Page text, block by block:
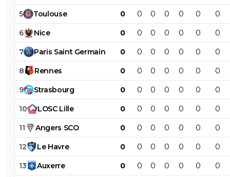
5 Toulouse 0 0 0 0 0 0 0
6 Nice 0 0 0 0 0 0 0
7 Paris Saint Germain 0 0 0 0 0 0 0
8 Rennes 0 0 0 0 0 0 0
9 Strasbourg 0 0 0 0 0 0 0
10 LOSC Lille 0 0 0 0 0 0 0
11 Angers SCO 0 0 0 0 0 0 0
12 Le Havre 0 0 0 0 0 0 0
13 Auxerre 0 0 0 0 0 0 0